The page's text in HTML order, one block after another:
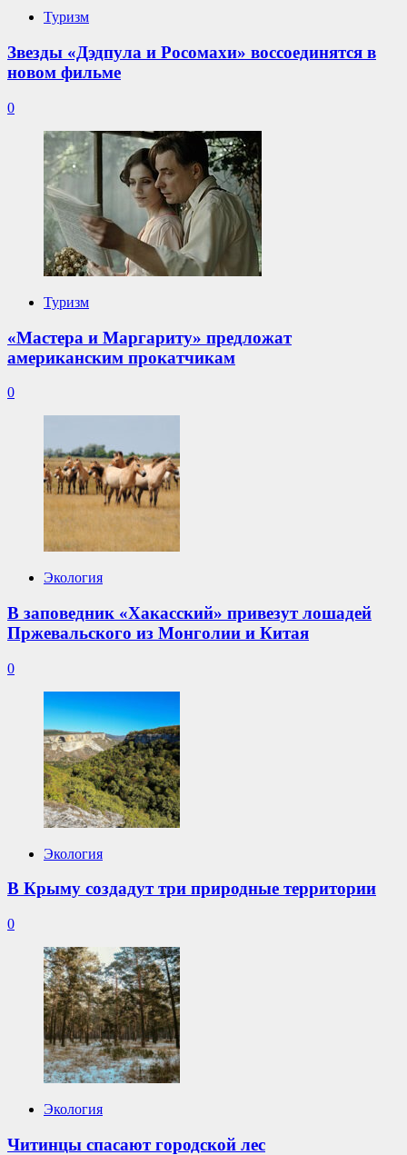
Туризм
Звезды «Дэдпула и Росомахи» воссоединятся в
новом фильме
0
Туризм
«Мастера и Маргариту» предложат
американским прокатчикам
0
Экология
В заповедник «Хакасский» привезут лошадей
Пржевальского из Монголии и Китая
0
Экология
В Крыму создадут три природные территории
0
Экология
Читинцы спасают городской лес